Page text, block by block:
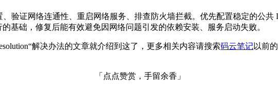
验证网络连通性、重启网络服务、排查防火墙拦截。优先配置稳定的公共
基础，修复后能有效避免因网络问题引发的依赖安装、服务启动失败。
解决办法的文章就介绍到这了，更多相关内容请搜索码云笔记以前
「点点赞赏，手留余香」